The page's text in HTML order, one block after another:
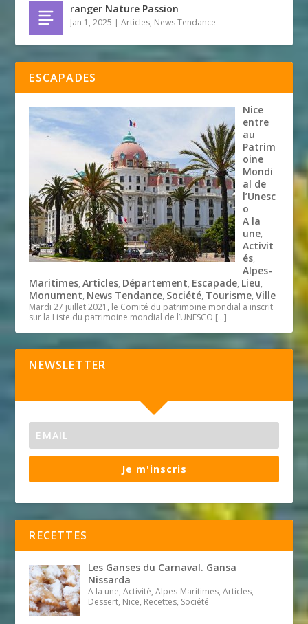
ranger Nature Passion
Jan 1, 2025 |Articles, News Tendance
ESCAPADES
Nice
entre
au
Patrim
oine
Mondi
al de
l’Unesc
o
A la
une,
Activit
és,
Alpes-
Maritimes,Articles, Département, Escapade, Lieu,
Monument, News Tendance, Société, Tourisme,Ville
Mardi 27 juillet 2021, le Comité du patrimoine mondial a inscrit
sur la Liste du patrimoine mondial de l’UNESCO […]
NEWSLETTER
Je m'inscris
RECETTES
Les Ganses du Carnaval. Gansa
Nissarda
A la une, Activité, Alpes-Maritimes, Articles,
Dessert, Nice, Recettes, Société